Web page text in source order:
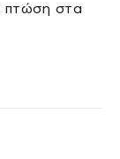
πτώση στα